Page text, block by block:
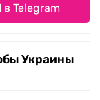
Telegram
Украины